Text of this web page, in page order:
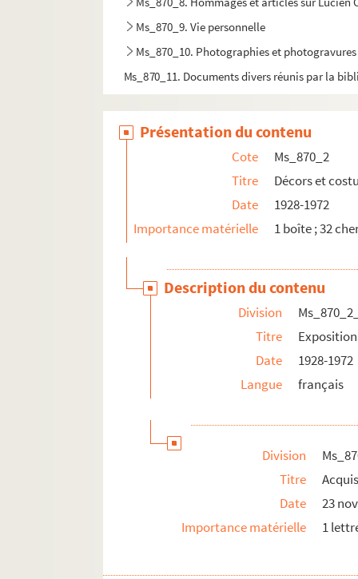
Ms_870_9. Vie personnelle
Ms_870_10. Photographies et photogravures
Ms_870_11. Documents divers réunis par la
Présentation du contenu
Cote
Ms_870_2
Titre
Décors et
Date
1928-1972
Importance matérielle
1 boîte ; 32
Description du contenu
Division
Titre
Date
1928-1972
Langue
français
Division
Titre
Date
23
Importance matérielle
1